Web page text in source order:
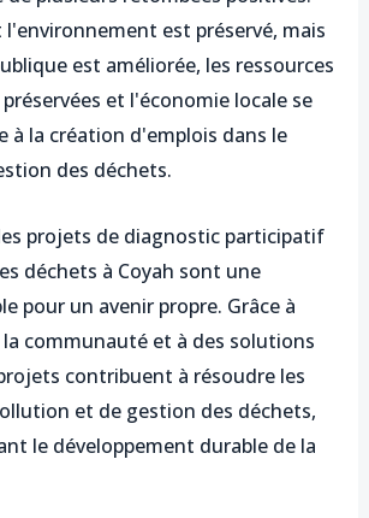
est préservé, mais
est améliorée, les ressources
et l'économie locale se
à la création d'emplois dans le
des déchets.
projets de diagnostic participatif
déchets à Coyah sont une
pour un avenir propre. Grâce à
communauté et à des solutions
contribuent à résoudre les
et de gestion des déchets,
le développement durable de la